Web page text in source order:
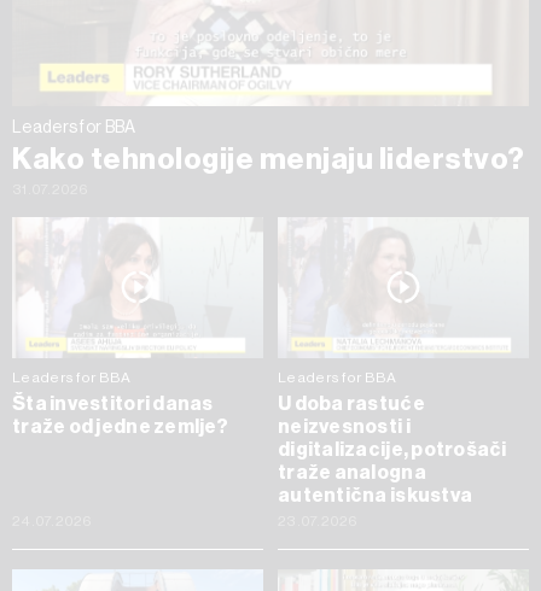
trenutku opozvati bez negativnih posledica.
Leaders for BBA
Kako tehnologije menjaju liderstvo?
Leaders for BBA
Šta investitori danas
traže od jedne zemlje?
Leaders for BBA
U doba rastuće
neizvesnosti i
digitalizacije, potrošači
traže analogna
autentična iskustva